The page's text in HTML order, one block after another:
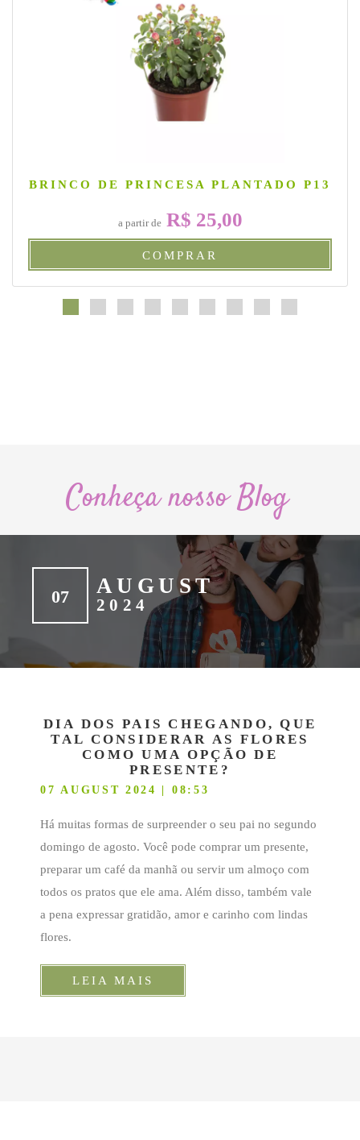
BRINCO DE PRINCESA PLANTADO P13
a partir deR$ 25,00
COMPRAR
Conheça nosso Blog
07 AUGUST
2024
DIA DOS PAIS CHEGANDO, QUE
TAL CONSIDERAR AS FLORES
COMO UMA OPÇÃO DE
PRESENTE?
07 AUGUST 2024 | 08:53
Há muitas formas de surpreender o seu pai no segundo
domingo de agosto. Você pode comprar um presente,
preparar um café da manhã ou servir um almoço com
todos os pratos que ele ama. Além disso, também vale
a pena expressar gratidão, amor e carinho com lindas
flores.
LEIA MAIS